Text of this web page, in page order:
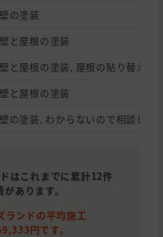
の塗装
と屋根の塗装
と屋根の塗装, 屋根の貼り替え(
と屋根の塗装
の塗装, わからないので相談した
はこれまでに累計12件
あります。
ランドの平均施工
円です。